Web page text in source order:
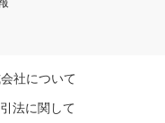
社について
法に関して